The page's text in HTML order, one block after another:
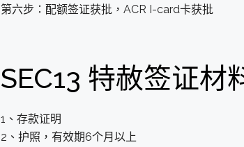
第六步：配额签证获批，ACR I-card卡获批
SEC13 特赦签证材
1、存款证明
2、护照，有效期6个月以上